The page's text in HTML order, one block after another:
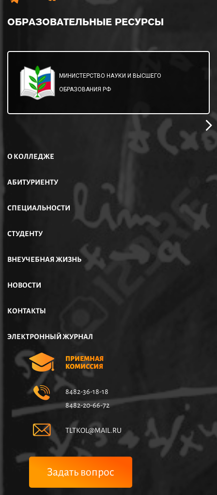
ОБРАЗОВАТЕЛЬНЫЕ РЕСУРСЫ
МИНИСТЕРСТВО НАУКИ И ВЫСШЕГО
ОБРАЗОВАНИЯ РФ
О КОЛЛЕДЖЕ
АБИТУРИЕНТУ
СПЕЦИАЛЬНОСТИ
СТУДЕНТУ
ВНЕУЧЕБНАЯ ЖИЗНЬ
НОВОСТИ
КОНТАКТЫ
ЭЛЕКТРОННЫЙ ЖУРНАЛ
ПРИЕМНАЯ
КОМИССИЯ
8482-36-18-18
8482-20-66-72
TLTKOL@MAIL.RU
Задать вопрос